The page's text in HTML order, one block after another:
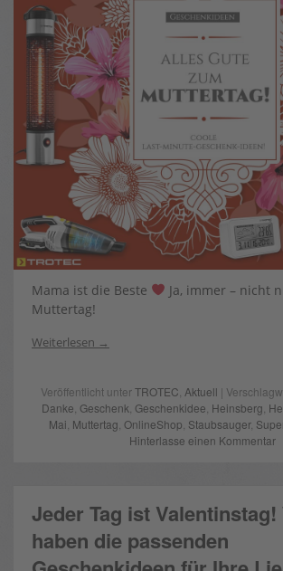
Mama ist die Beste
Ja, immer – nicht
Muttertag!
Weiterlesen
Veröffentlicht unterTROTEC Aktuell |
Danke Geschenk Geschenkidee Heinsberg
Mai Muttertag OnlineShop Staubsauger,
Hinterlasse einen Kommentar
Jeder Tag ist Valentinstag!
haben die passenden